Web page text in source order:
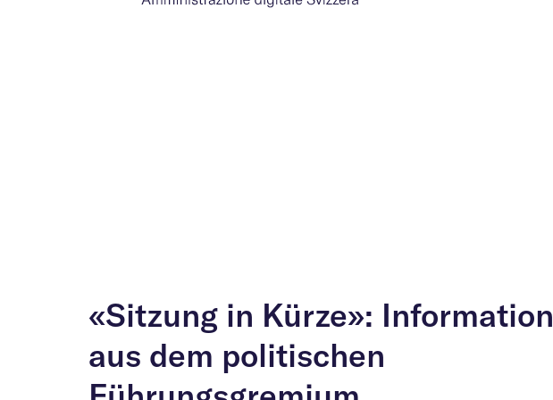
«Sitzung in Kürze»: Information
aus dem politischen